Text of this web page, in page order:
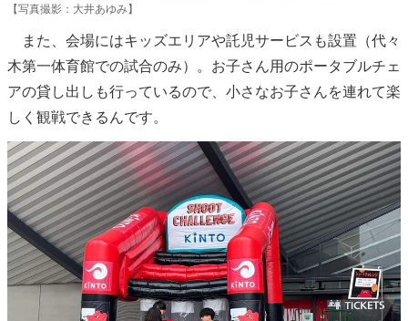
【写真撮影：大井あゆみ】
また、会場にはキッズエリアや託児サービスも設置（代々
木第一体育館での試合のみ）。お子さん用のポータブルチェ
アの貸し出しも行っているので、小さなお子さんを連れて楽
しく観戦できるんです。